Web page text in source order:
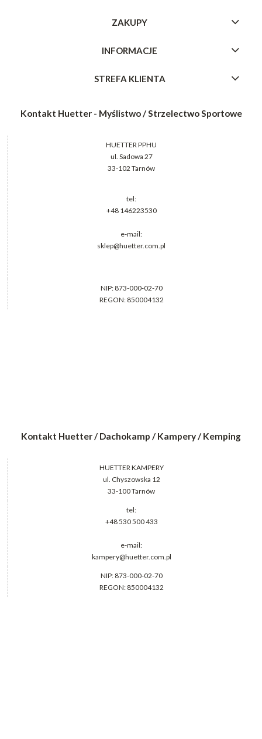
ZAKUPY
INFORMACJE
STREFA KLIENTA
Kontakt Huetter - Myślistwo / Strzelectwo Sportowe
HUETTER PPHU
ul. Sadowa 27
33-102 Tarnów
tel:
+48 146223530
e-mail:
sklep@huetter.com.pl
NIP: 873-000-02-70
REGON: 850004132
Kontakt Huetter / Dachokamp / Kampery / Kemping
HUETTER KAMPERY
ul. Chyszowska 12
33-100 Tarnów
tel:
+48 530 500 433
e-mail:
kampery@huetter.com.pl
NIP: 873-000-02-70
REGON: 850004132